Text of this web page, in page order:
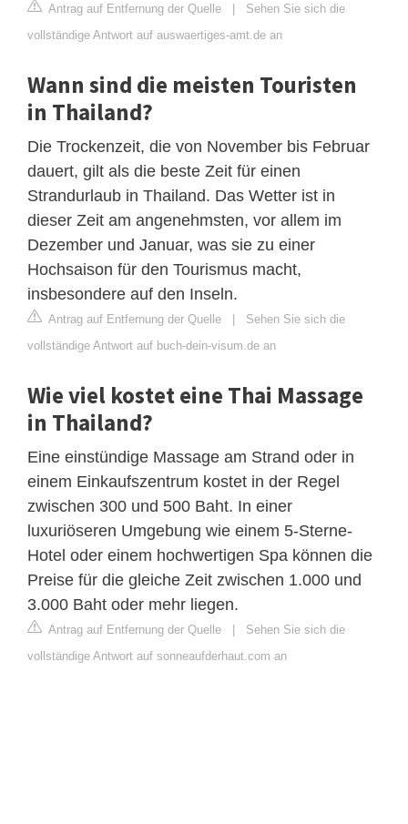
Antrag auf Entfernung der Quelle | Sehen Sie sich die
vollständige Antwort auf auswaertiges-amt.de an
Wann sind die meisten Touristen
in Thailand?
Die Trockenzeit, die von November bis Februar
dauert, gilt als die beste Zeit für einen
Strandurlaub in Thailand. Das Wetter ist in
dieser Zeit am angenehmsten, vor allem im
Dezember und Januar, was sie zu einer
Hochsaison für den Tourismus macht,
insbesondere auf den Inseln.
Antrag auf Entfernung der Quelle | Sehen Sie sich die
vollständige Antwort auf buch-dein-visum.de an
Wie viel kostet eine Thai Massage
in Thailand?
Eine einstündige Massage am Strand oder in
einem Einkaufszentrum kostet in der Regel
zwischen 300 und 500 Baht. In einer
luxuriöseren Umgebung wie einem 5-Sterne-
Hotel oder einem hochwertigen Spa können die
Preise für die gleiche Zeit zwischen 1.000 und
3.000 Baht oder mehr liegen.
Antrag auf Entfernung der Quelle | Sehen Sie sich die
vollständige Antwort auf sonneaufderhaut.com an